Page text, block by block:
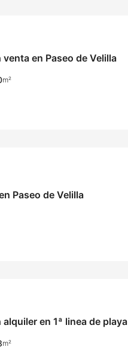
en Paseo de Velilla
m²
Paseo de Velilla
en 1ª linea de playa
m²